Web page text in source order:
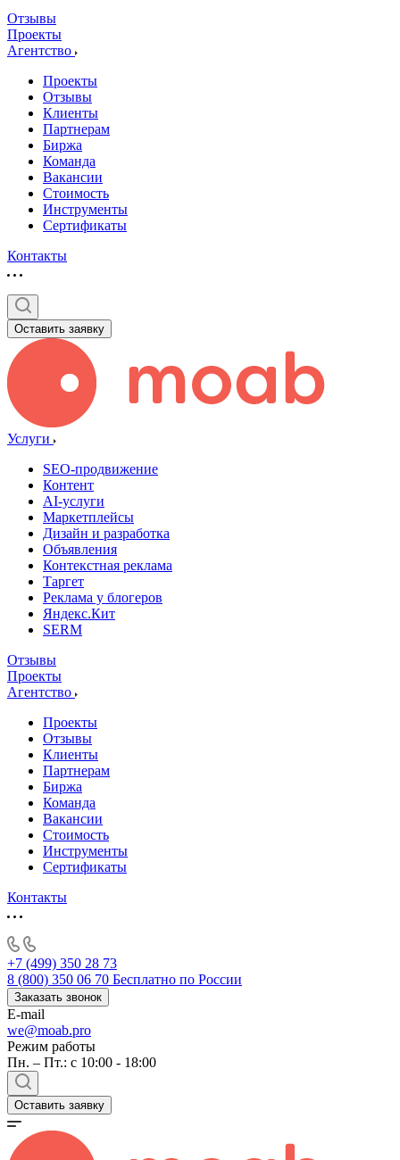
Отзывы
Проекты
Агентство
Проекты
Отзывы
Клиенты
Партнерам
Биржа
Команда
Вакансии
Стоимость
Инструменты
Сертификаты
Контакты
Оставить заявку
Услуги
SEO-продвижение
Контент
AI-услуги
Маркетплейсы
Дизайн и разработка
Объявления
Контекстная реклама
Таргет
Реклама у блогеров
Яндекс.Кит
SERM
Отзывы
Проекты
Агентство
Проекты
Отзывы
Клиенты
Партнерам
Биржа
Команда
Вакансии
Стоимость
Инструменты
Сертификаты
Контакты
+7 (499) 350 28 73
8 (800) 350 06 70 Бесплатно по России
Заказать звонок
E-mail
we@moab.pro
Режим работы
Пн. – Пт.: с 10:00 - 18:00
Оставить заявку